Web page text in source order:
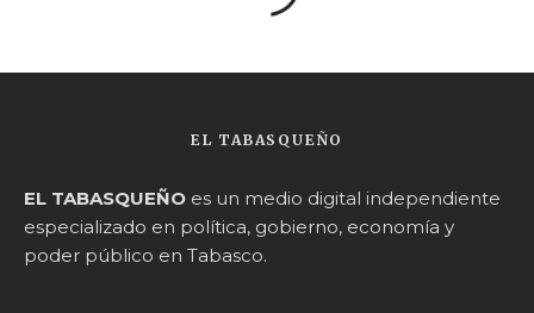
EL TABASQUEÑO
EL TABASQUEÑO es un medio digital independiente
especializado en política, gobierno, economía y
poder público en Tabasco.